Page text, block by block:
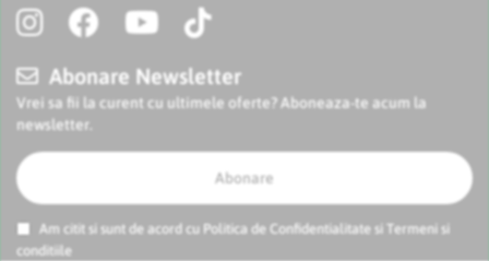
Abonare Newsletter
Vrei sa fii la curent cu ultimele oferte? Aboneaza-te acum la
newsletter.
Abonare
Am citit si sunt de acord cu Politica de Confidentialitate si
Termeni si
conditiile